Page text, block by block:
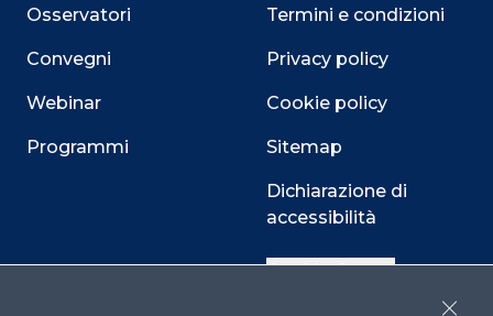
Osservatori
Convegni
Webinar
Programmi
Termini e condizioni
Privacy policy
Cookie policy
Sitemap
Dichiarazione di
accessibilità
Cookie Center